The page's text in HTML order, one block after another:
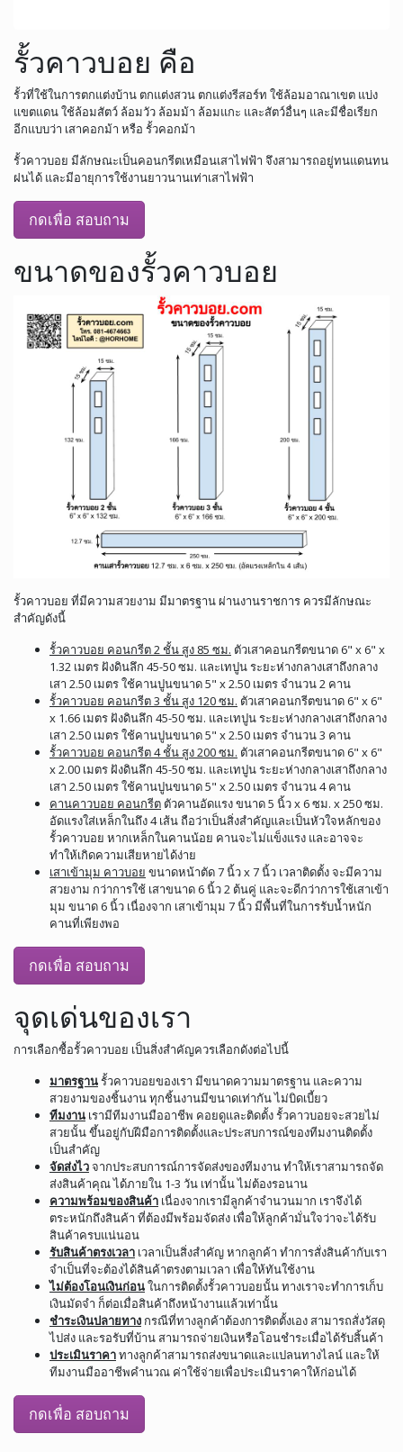
รั้วคาวบอย คือ
รั้วที่ใช้ในการตกแต่งบ้าน ตกแต่งสวน ตกแต่งรีสอร์ท ใช้ล้อมอาณาเขต แบ่ง
แขตแดน ใช้ล้อมสัตว์ ล้อมวัว ล้อมม้า ล้อมแกะ และสัตว์อื่นๆ และมีชื่อเรียก
อีกแบบว่า เสาคอกม้า หรือ รั้วคอกม้า
รั้วคาวบอย มีลักษณะเป็นคอนกรีตเหมือนเสาไฟฟ้า จึงสามารถอยู่ทนแดนทน
ฝนได้ และมีอายุการใช้งานยาวนานเท่าเสาไฟฟ้า
กดเพื่อ สอบถาม
ขนาดของรั้วคาวบอย
รั้วคาวบอย ที่มีความสวยงาม มีมาตรฐาน ผ่านงานราชการ ควรมีลักษณะ
สำคัญดังนี้
รั้วคาวบอย คอนกรีต 2 ชั้น สูง 85 ซม. ตัวเสาคอนกรีตขนาด 6" x 6" x
1.32 เมตร ฝังดินลึก 45-50 ซม. และเทปูน ระยะห่างกลางเสาถึงกลาง
เสา 2.50 เมตร ใช้คานปูนขนาด 5" x 2.50 เมตร จำนวน 2 คาน
รั้วคาวบอย คอนกรีต 3 ชั้น สูง 120 ซม. ตัวเสาคอนกรีตขนาด 6" x 6"
x 1.66 เมตร ฝังดินลึก 45-50 ซม. และเทปูน ระยะห่างกลางเสาถึงกลาง
เสา 2.50 เมตร ใช้คานปูนขนาด 5" x 2.50 เมตร จำนวน 3 คาน
รั้วคาวบอย คอนกรีต 4 ชั้น สูง 200 ซม. ตัวเสาคอนกรีตขนาด 6" x 6"
x 2.00 เมตร ฝังดินลึก 45-50 ซม. และเทปูน ระยะห่างกลางเสาถึงกลาง
เสา 2.50 เมตร ใช้คานปูนขนาด 5" x 2.50 เมตร จำนวน 4 คาน
คานคาวบอย คอนกรีต ตัวคานอัดแรง ขนาด 5 นิ้ว x 6 ซม. x 250 ซม.
อัดแรงใส่เหล็กในถึง 4 เส้น ถือว่าเป็นสิ่งสำคัญและเป็นหัวใจหลักของ
รั้วคาวบอย หากเหล็กในคานน้อย คานจะไม่แข็งแรง และอาจจะ
ทำให้เกิดความเสียหายได้ง่าย
เสาเข้ามุม คาวบอย ขนาดหน้าตัด 7 นิ้ว x 7 นิ้ว เวลาติดตั้ง จะมีความ
สวยงาม กว่าการใช้ เสาขนาด 6 นิ้ว 2 ต้นคู่ และจะดีกว่าการใช้เสาเข้า
มุม ขนาด 6 นิ้ว เนื่องจาก เสาเข้ามุม 7 นิ้ว มีพื้นที่ในการรับน้ำหนัก
คานที่เพียงพอ
กดเพื่อ สอบถาม
จุดเด่นของเรา
การเลือกซื้อรั้วคาวบอย เป็นสิ่งสำคัญควรเลือกดังต่อไปนี้
มาตรฐานรั้วคาวบอยของเรา มีขนาดความมาตรฐาน และความ
สวยงามของชิ้นงาน ทุกชิ้นงานมีขนาดเท่ากัน ไม่บิดเบี้ยว
ทีมงาน เรามีทีมงานมืออาชีพ คอยดูและติดตั้ง รั้วคาวบอยจะสวยไม่
สวยนั้น ขึ้นอยู่กับฝีมือการติดตั้งและประสบการณ์ของทีมงานติดตั้ง
เป็นสำคัญ
จัดส่งไวจากประสบการณ์การจัดส่งของทีมงาน ทำให้เราสามารถจัด
ส่งสินค้าคุณ ได้ภายใน 1-3 วัน เท่านั้น ไม่ต้องรอนาน
ความพร้อมของสินค้า เนื่องจากเรามีลูกค้าจำนวนมาก เราจึงได้
ตระหนักถึงสินค้า ที่ต้องมีพร้อมจัดส่ง เพื่อให้ลูกค้ามั่นใจว่าจะได้รับ
สินค้าครบแน่นอน
รับสินค้าตรงเวลา เวลาเป็นสิ่งสำคัญ หากลูกค้า ทำการสั่งสินค้ากับเรา
จำเป็นที่จะต้องได้สินค้าตรงตามเวลา เพื่อให้ทันใช้งาน
ไม่ต้องโอนเงินก่อนในการติดตั้งรั้วคาวบอยนั้น ทางเราจะทำการเก็บ
เงินมัดจำ ก็ต่อเมื่อสินค้าถึงหน้างานแล้วเท่านั้น
ชำระเงินปลายทาง กรณีที่ทางลูกค้าต้องการติดตั้งเอง สามารถสั่งวัสดุ
ไปส่ง และรอรับที่บ้าน สามารถจ่ายเงินหรือโอนชำระเมื่อได้รับสิ้นค้า
ประเมินราคาทางลูกค้าสามารถส่งขนาดและแปลนทางไลน์ และให้
ทีมงานมืออาชีพคำนวณ ค่าใช้จ่ายเพื่อประเมินราคาให้ก่อนได้
กดเพื่อ สอบถาม